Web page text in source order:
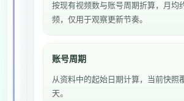
按现有视频数与账号周期折算，月均
频，仅用于观察更新节奏。
账号周期
从资料中的起始日期计算，当前快照
天。